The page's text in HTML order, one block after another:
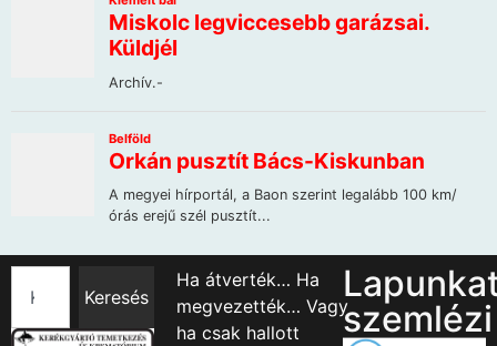
Keresés
Ha átverték… Ha
megvezették… Vagy
ha csak hallott
szemlézi